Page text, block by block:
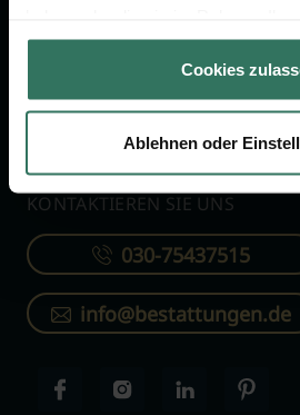
gesammelt haben.
Cookies
Ablehnen oder
Für Bestatter
KONTAKTIEREN SIE UNS
030-75437515
info@bestattungen.de